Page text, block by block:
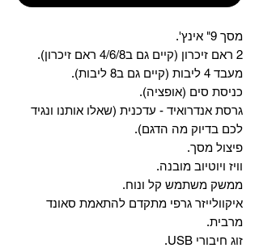
מסך 9" אינץ'.
2 ראם זיכרון (קיים גם ב4/6/8 ראם זיכרון).
מעבד 4 ליבות (קיים גם ב8 ליבות).
כניסת סים (אופציה).
גרסת אנדרואיד - עדכנית (שאלו אותנו ונגיד
לכם בדיוק מה הדגם).
פיצול מסך.
וויז ויוטיוב מובנה.
ממשק משתמש קל ונוח.
איקוולייזר גרפי מתקדם להתאמת סאונד
מרבית.
זוג חיבורי USB.